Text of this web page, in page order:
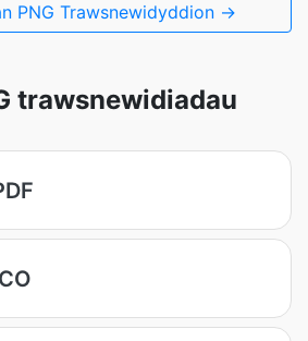
PNG Trawsnewidyddion →
trawsnewidiadau